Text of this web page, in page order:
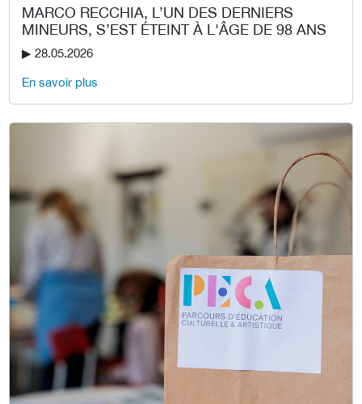
MARCO RECCHIA, L’UN DES DERNIERS
MINEURS, S’EST ÉTEINT À L'ÂGE DE 98 ANS
▶︎ 28.05.2026
En savoir plus